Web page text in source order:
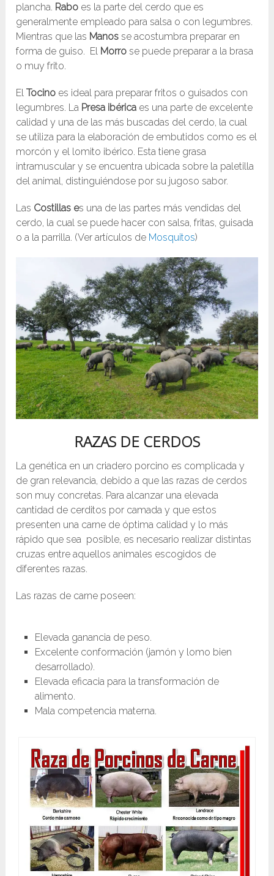
plancha. Rabo es la parte del cerdo que es
generalmente empleado para salsa o con legumbres.
Mientras que las Manosse acostumbra preparar en
forma de guiso. El Morrose puede preparar a la brasa
o muy frito.
ElTocino es ideal para preparar fritos o guisados con
legumbres. La Presa ibérica es una parte de excelente
calidad y una de las más buscadas del cerdo, la cual
se utiliza para la elaboración de embutidos como es el
morcón y el lomito ibérico. Esta tiene grasa
intramuscular y se encuentra ubicada sobre la paletilla
del animal, distinguiéndose por su jugoso sabor.
Las Costillas es una de las partes más vendidas del
cerdo, la cual se puede hacer con salsa, fritas, guisada
o a la parrilla. (Ver artículos de Mosquitos)
RAZAS DE CERDOS
La genética en un criadero porcino es complicada y
de gran relevancia, debido a que las razas de cerdos
son muy concretas. Para alcanzar una elevada
cantidad de cerditos por camada y que estos
presenten una carne de óptima calidad y lo más
rápido que sea posible, es necesario realizar distintas
cruzas entre aquellos animales escogidos de
diferentes razas.
Las razas de carne poseen:
Elevada ganancia de peso.
Excelente conformación (jamón y lomo bien
desarrollado).
Elevada eficacia para la transformación de
alimento.
Mala competencia materna.